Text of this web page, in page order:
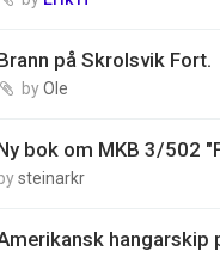
på Skrolsvik Fort.
byOle
bok om MKB 3/502
bysteinarkr
hangarskip